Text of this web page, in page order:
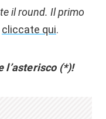
ilround. Il primo
cliccate qui.
l’asterisco (*)!